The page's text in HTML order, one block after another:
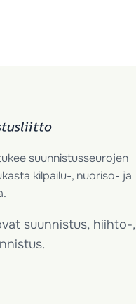
suunnistusseurojen
kilpailu-, nuoriso- ja
suunnistus, hiihto-,